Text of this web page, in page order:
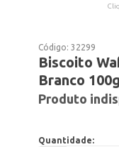
Código:32299
Biscoito
Branco 100g
Produto
Quantidade: